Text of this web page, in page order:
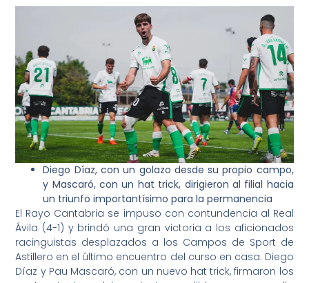
Diego Díaz, con un golazo desde su propio campo,
y Mascaró, con un hat trick, dirigieron al filial hacia
un triunfo importantísimo para la permanencia
El Rayo Cantabria se impuso con contundencia al Real
Ávila (4-1) y brindó una gran victoria a los aficionados
racinguistas desplazados a los Campos de Sport de
Astillero en el último encuentro del curso en casa. Diego
Díaz y Pau Mascaró, con un nuevo hat trick, firmaron los